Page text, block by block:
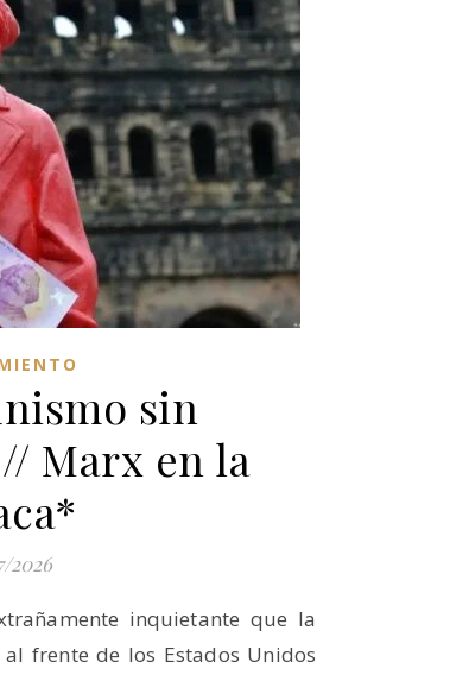
sin
Marx en la
2026
inquietante que la
frente de los Estados Unidos